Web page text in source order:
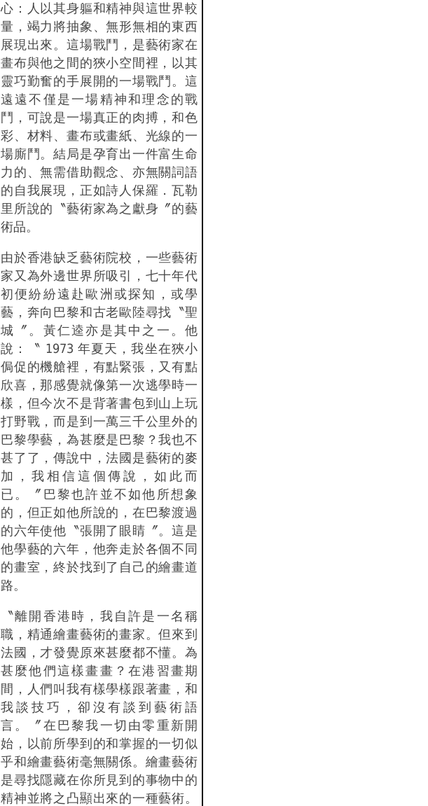
心：人以其身軀和精神與這世界較
量，竭力將抽象、無形無相的東西
展現出來。這場戰鬥，是藝術家在
畫布與他之間的狹小空間裡，以其
靈巧勤奮的手展開的一場戰鬥。這
遠遠不僅是一場精神和理念的戰
鬥，可說是一場真正的肉搏，和色
彩、材料、畫布或畫紙、光線的一
場廝鬥。結局是孕育出一件富生命
力的、無需借助觀念、亦無關詞語
的自我展現，正如詩人保羅．瓦勒
里所說的〝藝術家為之獻身〞的藝
術品。
由於香港缺乏藝術院校，一些藝術
家又為外邊世界所吸引，七十年代
初便紛紛遠赴歐洲或探知，或學
藝，奔向巴黎和古老歐陸尋找〝聖
城〞。黃仁逵亦是其中之一。他
說：〝 1973 年夏天，我坐在狹小
侷促的機艙裡，有點緊張，又有點
欣喜，那感覺就像第一次逃學時一
樣，但今次不是背著書包到山上玩
打野戰，而是到一萬三千公里外的
巴黎學藝，為甚麼是巴黎？我也不
甚了了，傳說中，法國是藝術的麥
加，我相信這個傳說，如此而
已。〞巴黎也許並不如他所想象
的，但正如他所說的，在巴黎渡過
的六年使他〝張開了眼睛〞。這是
他學藝的六年，他奔走於各個不同
的畫室，終於找到了自己的繪畫道
路。
〝離開香港時，我自許是一名稱
職，精通繪畫藝術的畫家。但來到
法國，才發覺原來甚麼都不懂。為
甚麼他們這樣畫畫？在港習畫期
間，人們叫我有樣學樣跟著畫，和
我談技巧，卻沒有談到藝術語
言。〞在巴黎我一切由零重新開
始，以前所學到的和掌握的一切似
乎和繪畫藝術毫無關係。繪畫藝術
是尋找隱藏在你所見到的事物中的
精神並將之凸顯出來的一種藝術。